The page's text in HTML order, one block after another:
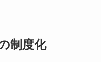
制度化